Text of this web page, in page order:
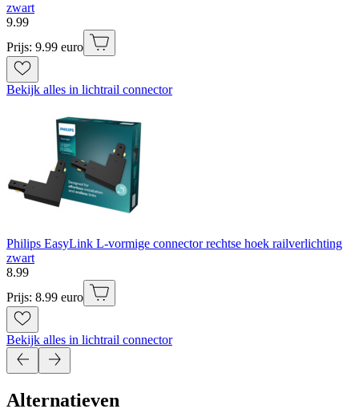
zwart
9.99
Prijs: 9.99 euro
Bekijk alles in lichtrail connector
Philips EasyLink L-vormige connector rechtse hoek railverlichting
zwart
8.99
Prijs: 8.99 euro
Bekijk alles in lichtrail connector
Alternatieven